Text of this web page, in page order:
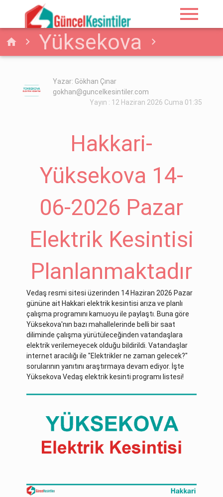
menu
home
Yüksekova
Elektrik
Hakkari-
Yüksekova 14-06-
2026 Pazar Elektrik
Kesintisi
Planlanmaktadır
Yazar: Gökhan Çınar
gokhan@guncelkesintiler.com
Yayın : 12 Haziran 2026 Cuma 01:35
Hakkari-
Yüksekova 14-
06-2026 Pazar
Elektrik Kesintisi
Planlanmaktadır
Vedaş resmi sitesi üzerinden 14 Haziran 2026 Pazar
gününe ait Hakkari elektrik kesintisi arıza ve planlı
çalışma programını kamuoyu ile paylaştı. Buna göre
Yüksekova'nın bazı mahallelerinde belli bir saat
diliminde çalışma yürütüleceğinden vatandaşlara
elektrik verilemeyecek olduğu bildirildi. Vatandaşlar
internet aracılığı ile "Elektrikler ne zaman gelecek?"
sorularının yanıtını araştırmaya devam ediyor. İşte
Yüksekova Vedaş elektrik kesinti programı listesi!